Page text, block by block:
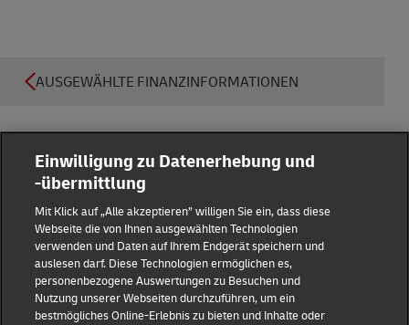
AUSGEWÄHLTE FINANZINFORMATIONEN
Reporting Hub
Impressum
Datenschutz
Einwilligung zu Datenerhebung und
-übermittlung
Mit Klick auf „Alle akzeptieren” willigen Sie ein, dass diese
Webseite die von Ihnen ausgewählten Technologien
verwenden und Daten auf Ihrem Endgerät speichern und
auslesen darf. Diese Technologien ermöglichen es,
personenbezogene Auswertungen zu Besuchen und
Nutzung unserer Webseiten durchzuführen, um ein
bestmögliches Online-Erlebnis zu bieten und Inhalte oder